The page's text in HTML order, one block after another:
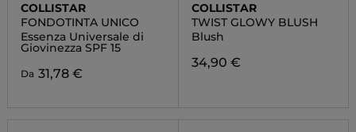
COLLISTAR
FONDOTINTA UNICO
Essenza Universale di
Giovinezza SPF 15
Da 31,78 €
COLLISTAR
TWIST GLOWY BLUSH
Blush
34,90 €